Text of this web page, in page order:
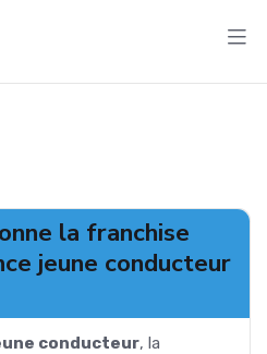
la franchise
jeune conducteur
conducteur, la